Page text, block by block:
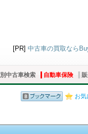
[PR] 中古車の買取なら
中古車検索 自動車保険
お